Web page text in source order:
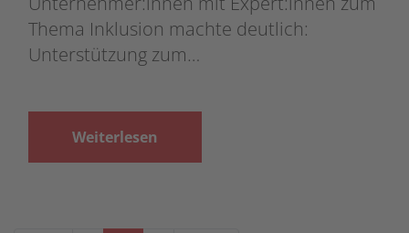
Thema Inklusion machte deutlich:
Unterstützung zum…
Weiterlesen